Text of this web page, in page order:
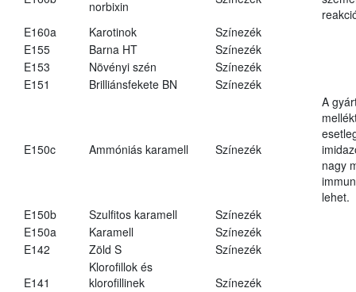
norbixin
E160a
Karotinok
Színezék
E155
Barna HT
Színezék
E153
Növényi szén
Színezék
E151
Brilliánsfekete BN Színezék
E150c Ammóniás karamell Színezék
A
nagy
lehet.
E150b
Szulfitos karamell
Színezék
E150a
Karamell
Színezék
E142
Zöld S Színezék
E141
Klorofillok és
klorofillinek
Színezék